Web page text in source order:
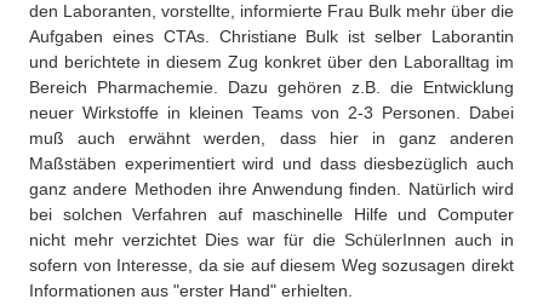
den Laboranten, vorstellte, informierte Frau Bulk mehr über die
Aufgaben eines CTAs. Christiane Bulk ist selber Laborantin
und berichtete in diesem Zug konkret über den Laboralltag im
Bereich Pharmachemie. Dazu gehören z.B. die Entwicklung
neuer Wirkstoffe in kleinen Teams von 2-3 Personen. Dabei
muß auch erwähnt werden, dass hier in ganz anderen
Maßstäben experimentiert wird und dass diesbezüglich auch
ganz andere Methoden ihre Anwendung finden. Natürlich wird
bei solchen Verfahren auf maschinelle Hilfe und Computer
nicht mehr verzichtet Dies war für die SchülerInnen auch in
sofern von Interesse, da sie auf diesem Weg sozusagen direkt
Informationen aus "erster Hand" erhielten.